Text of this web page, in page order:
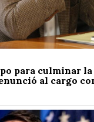
para culminar la
al cargo